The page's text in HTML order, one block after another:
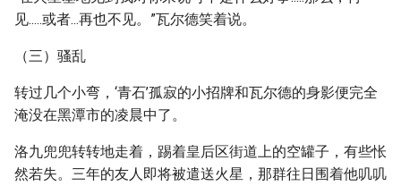
见.....或者...再也不见。”瓦尔德笑着说。
（三）骚乱
转过几个小弯，‘青石’孤寂的小招牌和瓦尔德的身影便完全
淹没在黑潭市的凌晨中了。
洛九兜兜转转地走着，踢着皇后区街道上的空罐子，有些怅
然若失。三年的友人即将被遣送火星，那群往日围着他叽叽